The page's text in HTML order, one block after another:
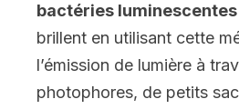
bactéries luminescentes
brillent en utilisant cette
l’émission de lumière à
photophores, de petits